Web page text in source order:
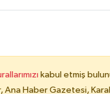
kabul etmiş
Ana Haber Gazetesi,